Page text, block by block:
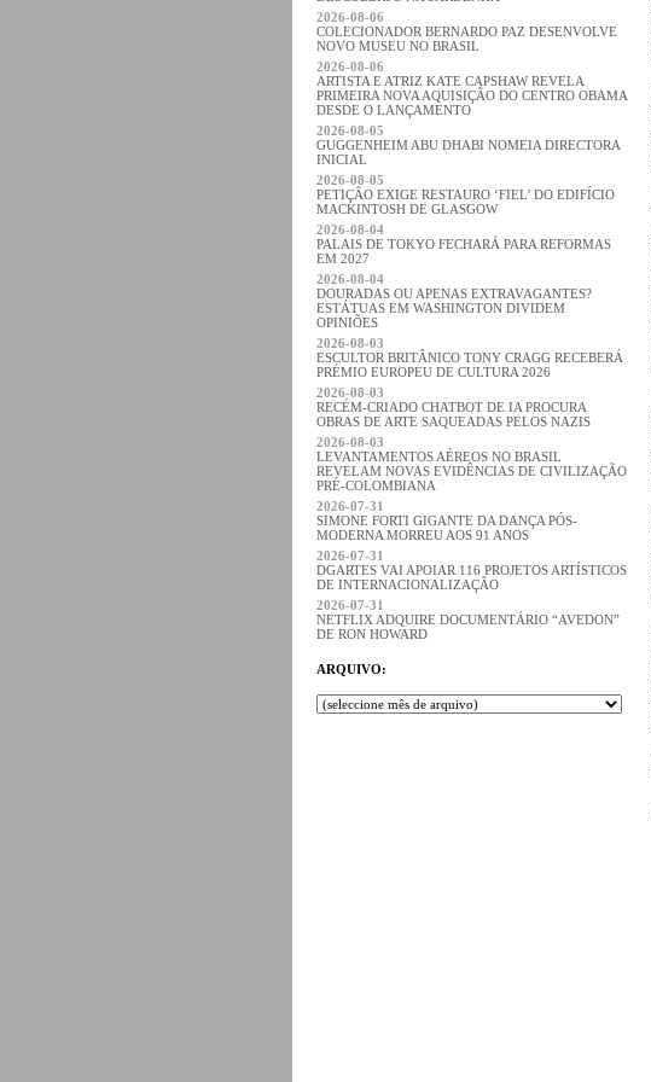
2026-08-06
COLECIONADOR BERNARDO PAZ DESENVOLVE
NOVO MUSEU NO BRASIL
2026-08-06
ARTISTA E ATRIZ KATE CAPSHAW REVELA
PRIMEIRA NOVA AQUISIÇÃO DO CENTRO OBAMA
DESDE O LANÇAMENTO
2026-08-05
GUGGENHEIM ABU DHABI NOMEIA DIRECTORA
INICIAL
2026-08-05
PETIÇÃO EXIGE RESTAURO ‘FIEL’ DO EDIFÍCIO
MACKINTOSH DE GLASGOW
2026-08-04
PALAIS DE TOKYO FECHARÁ PARA REFORMAS
EM 2027
2026-08-04
DOURADAS OU APENAS EXTRAVAGANTES?
ESTÁTUAS EM WASHINGTON DIVIDEM
OPINIÕES
2026-08-03
ESCULTOR BRITÂNICO TONY CRAGG RECEBERÁ
PRÉMIO EUROPEU DE CULTURA 2026
2026-08-03
RECÉM-CRIADO CHATBOT DE IA PROCURA
OBRAS DE ARTE SAQUEADAS PELOS NAZIS
2026-08-03
LEVANTAMENTOS AÉREOS NO BRASIL
REVELAM NOVAS EVIDÊNCIAS DE CIVILIZAÇÃO
PRÉ-COLOMBIANA
2026-07-31
SIMONE FORTI GIGANTE DA DANÇA PÓS-
MODERNA MORREU AOS 91 ANOS
2026-07-31
DGARTES VAI APOIAR 116 PROJETOS ARTÍSTICOS
DE INTERNACIONALIZAÇÃO
2026-07-31
NETFLIX ADQUIRE DOCUMENTÁRIO “AVEDON”
DE RON HOWARD
ARQUIVO: